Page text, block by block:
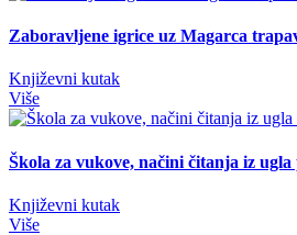
Zaboravljene igrice uz Magarca
Književni kutak
Više
Škola za vukove, načini čitanja iz ugla
Književni kutak
Više